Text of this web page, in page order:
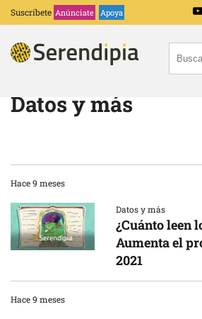
Suscríbete Anúnciate Apoya
Datos y más
Hace 9 meses
Datos y más
¿Cuánto leen
Aumenta el
2021
Hace 9 meses